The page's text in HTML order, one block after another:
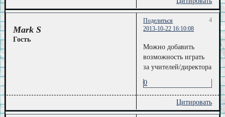
Поделиться
4
2013-10-22 16:10:08
Mark S
Гость
Можно добавить
возможность играть
за учителей/директора
0
Цитировать